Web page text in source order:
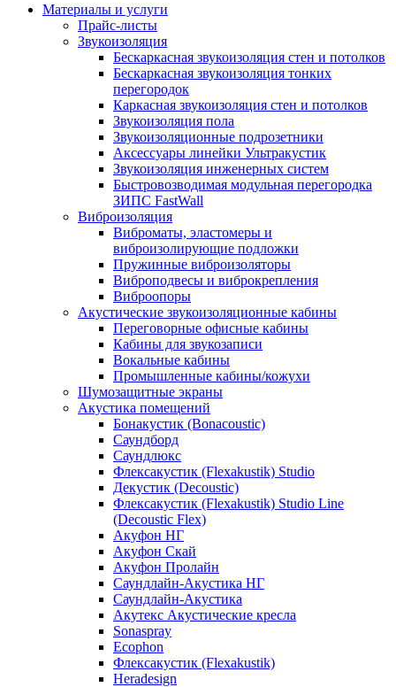
Материалы и услуги
Прайс-листы
Звукоизоляция
Бескаркасная звукоизоляция стен и потолков
Бескаркасная звукоизоляция тонких
перегородок
Каркасная звукоизоляция стен и потолков
Звукоизоляция пола
Звукоизоляционные подрозетники
Аксессуары линейки Ультракустик
Звукоизоляция инженерных систем
Быстровозводимая модульная перегородка
ЗИПС FastWall
Виброизоляция
Виброматы, эластомеры и
виброизолирующие подложки
Пружинные виброизоляторы
Виброподвесы и виброкрепления
Виброопоры
Акустические звукоизоляционные кабины
Переговорные офисные кабины
Кабины для звукозаписи
Вокальные кабины
Промышленные кабины/кожухи
Шумозащитные экраны
Акустика помещений
Бонакустик (Bonacoustic)
Саундборд
Саундлюкс
Флексакустик (Flexakustik) Studio
Декустик (Decoustic)
Флексакустик (Flexakustik) Studio Line
(Decoustic Flex)
Акуфон НГ
Акуфон Скай
Акуфон Пролайн
Саундлайн-Акустика НГ
Саундлайн-Акустика
Акутекс Акустические кресла
Sonaspray
Ecophon
Флексакустик (Flexakustik)
Heradesign